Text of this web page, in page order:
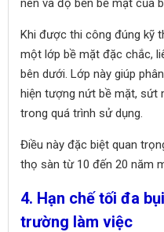
nén và độ bền bề mặt của
Khi được thi công đúng kỹ
một lớp bề mặt đặc chắc,
bên dưới. Lớp này giúp
hiện tượng nứt bề mặt, sứt
trong quá trình sử dụng.
Điều này đặc biệt quan
thọ sàn từ 10 đến 20 năm
4. Hạn chế tối đa
trường làm việc